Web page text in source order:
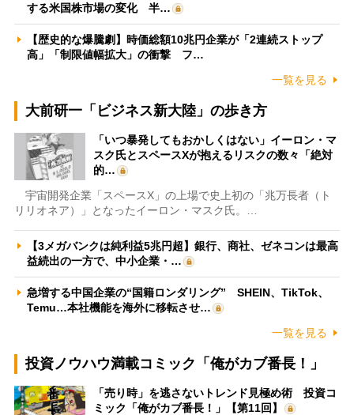
する米国株市場の変化 半…
【歴史的な爆騰劇】時価総額10兆円企業が「2連続ストップ
高」「制限値幅拡大」の衝撃 フ…
一覧を見る
大前研一「ビジネス新大陸」の歩き方
「いつ暴発してもおかしくはない」イーロン・マ
スク氏とスペースXが抱えるリスクの数々「絶対
的…
宇宙開発企業「スペースX」の上場で史上初の「兆万長者（ト
リリオネア）」となったイーロン・マスク氏。…
【3メガバンクは純利益5兆円超】銀行、商社、ゼネコンは最高
益続出の一方で、中小企業・…
急増する中国企業の“国籍ロンダリング” SHEIN、TikTok、
Temu…本社機能を海外に移転させ…
一覧を見る
投資ノウハウ満載コミック「俺がカブ番長！」
「売り時」を逃さないトレンド見極め術 投資コ
ミック「俺がカブ番長！」【第11回】